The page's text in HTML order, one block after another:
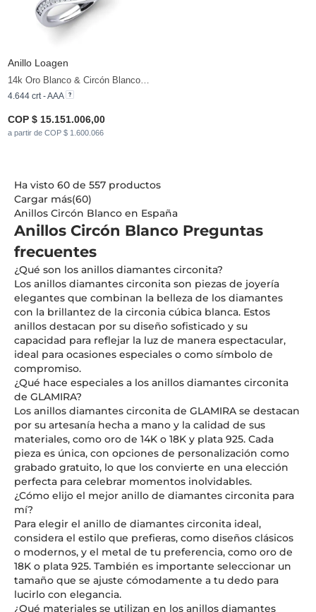
Anillo Loagen
14k Oro Blanco & Circón Blanco & Diamante
4.644 crt - AAA
COP $ 15.151.006,00
a partir de COP $ 1.600.066
Ha visto 60 de 557 productos
Cargar más(60)
Anillos Circón Blanco en España
Anillos Circón Blanco Preguntas
frecuentes
¿Qué son los anillos diamantes circonita?
Los anillos diamantes circonita son piezas de joyería
elegantes que combinan la belleza de los diamantes
con la brillantez de la circonia cúbica blanca. Estos
anillos destacan por su diseño sofisticado y su
capacidad para reflejar la luz de manera espectacular,
ideal para ocasiones especiales o como símbolo de
compromiso.
¿Qué hace especiales a los anillos diamantes circonita
de GLAMIRA?
Los anillos diamantes circonita de GLAMIRA se destacan
por su artesanía hecha a mano y la calidad de sus
materiales, como oro de 14K o 18K y plata 925. Cada
pieza es única, con opciones de personalización como
grabado gratuito, lo que los convierte en una elección
perfecta para celebrar momentos inolvidables.
¿Cómo elijo el mejor anillo de diamantes circonita para
mí?
Para elegir el anillo de diamantes circonita ideal,
considera el estilo que prefieras, como diseños clásicos
o modernos, y el metal de tu preferencia, como oro de
18K o plata 925. También es importante seleccionar un
tamaño que se ajuste cómodamente a tu dedo para
lucirlo con elegancia.
¿Qué materiales se utilizan en los anillos diamantes